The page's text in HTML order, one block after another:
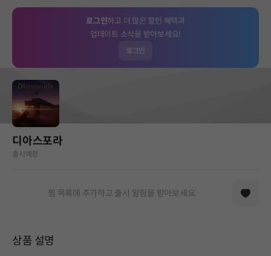
로그인하고 더 많은 할인 혜택과
업데이트 소식을 받아보세요!
로그인
디아스포라
출시예정
찜 목록에 추가하고 출시 알림을 받아보세요.
상품 설명